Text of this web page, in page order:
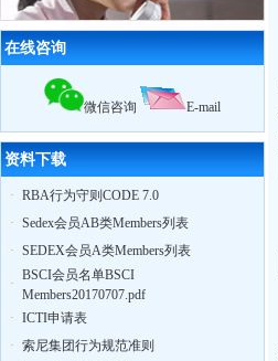
导工厂达903家！
2011年3月，帮助83家工厂通过验厂
（其中ICTI认证
2011年4月，帮助75家工厂通过验厂
（其中EICC认证 ICTI认证
2011年5月，帮助79家工厂通过验厂
（其中,ICTI认证2家,SA8000认证2家）
在线咨询
微信咨询 E-mail
资料下载
· RBA行为守则CODE 7.0
· Sedex会员AB类Members列表
· SEDEX会员A类Members列表
·
BSCI会员名单BSCI
Members20170707.pdf
· ICTI申请表
· 索尼集团行为规范准则